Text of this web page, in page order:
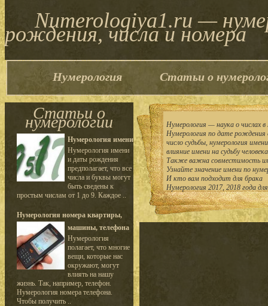
Numerologiya1.ru —
рождения, числа и номера
Нумерология Статьи о
Статьи о
нумерологии
Нумерология имени
Нумерология имени
и даты рождения
предполагает, что все
числа и буквы могут
быть сведены к
простым числам от 1 до 9. Каждое ..
Нумерология номера квартиры,
машины, телефона
Нумерология
полагает, что многие
вещи, которые нас
окружают, могут
влиять на нашу
жизнь. Так, например, телефон.
Нумерология номера телефона.
Чтобы получить ..
Нумерология — наука о числах в
Нумерология по дате
число судьбы, нумерология
влияние имени на судьбу
Также важна совместимость
Узнайте значение имени по
И кто вам подходит для брака
Нумерология 2017, 2018 года